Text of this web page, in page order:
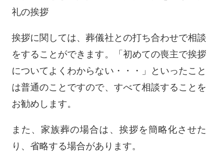
礼の挨拶
挨拶に関しては、葬儀社との打ち合わせで相談
をすることができます。「初めての喪主で挨拶
についてよくわからない・・・」といったこと
は普通のことですので、すべて相談することを
お勧めします。
また、家族葬の場合は、挨拶を簡略化させた
り、省略する場合があります。